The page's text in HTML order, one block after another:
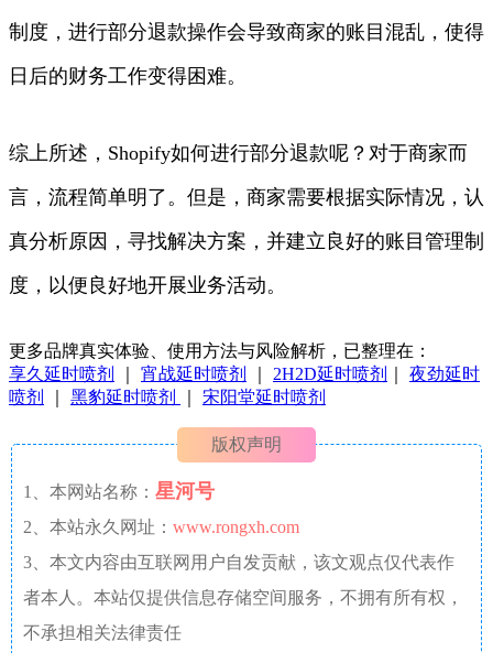
制度，进行部分退款操作会导致商家的账目混乱，使得
日后的财务工作变得困难。
综上所述，Shopify如何进行部分退款呢？对于商家而
言，流程简单明了。但是，商家需要根据实际情况，认
真分析原因，寻找解决方案，并建立良好的账目管理制
度，以便良好地开展业务活动。
更多品牌真实体验、使用方法与风险解析，已整理在：
享久延时喷剂
宵战延时喷剂 2H2D延时喷剂
夜劲延时
喷剂
黑豹延时喷剂 宋阳堂延时喷剂
版权声明
1、本网站名称： 星河号
2、本站永久网址： www.rongxh.com
3、本文内容由互联网用户自发贡献，该文观点仅代表作
者本人。本站仅提供信息存储空间服务，不拥有所有权，
不承担相关法律责任